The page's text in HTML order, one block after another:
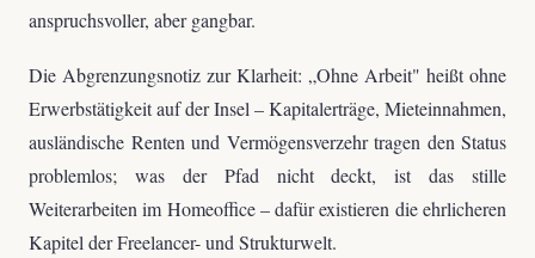
anspruchsvoller, aber gangbar.
Die Abgrenzungsnotiz zur Klarheit: „Ohne Arbeit" heißt ohne
Erwerbstätigkeit auf der Insel – Kapitalerträge, Mieteinnahmen,
ausländische Renten und Vermögensverzehr tragen den Status
problemlos; was der Pfad nicht deckt, ist das stille
Weiterarbeiten im Homeoffice – dafür existieren die ehrlicheren
Kapitel der Freelancer- und Strukturwelt.